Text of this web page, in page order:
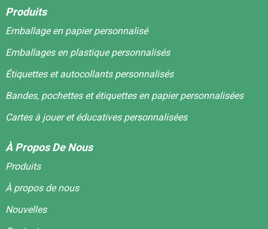
Produits
Emballage en papier personnalisé
Emballages en plastique personnalisés
Étiquettes et autocollants personnalisés
Bandes, pochettes et étiquettes en papier personnalisées
Cartes à jouer et éducatives personnalisées
À Propos De Nous
Produits
À propos de nous
Nouvelles